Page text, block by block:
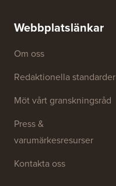
Webbplatslänkar
Om oss
Redaktionella standarder
Möt vårt granskningsråd
Press &
varumärkesresurser
Kontakta oss